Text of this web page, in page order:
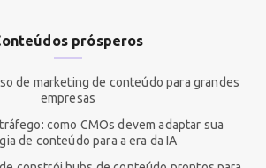
prósperos
de marketing de conteúdo para grandes
empresas
como CMOs devem adaptar sua
de conteúdo para a era da IA